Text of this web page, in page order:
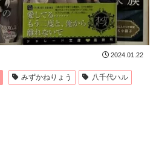
2024.01.22
みずかねりょう
八千代ハル